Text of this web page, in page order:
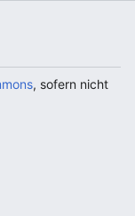
, sofern nicht